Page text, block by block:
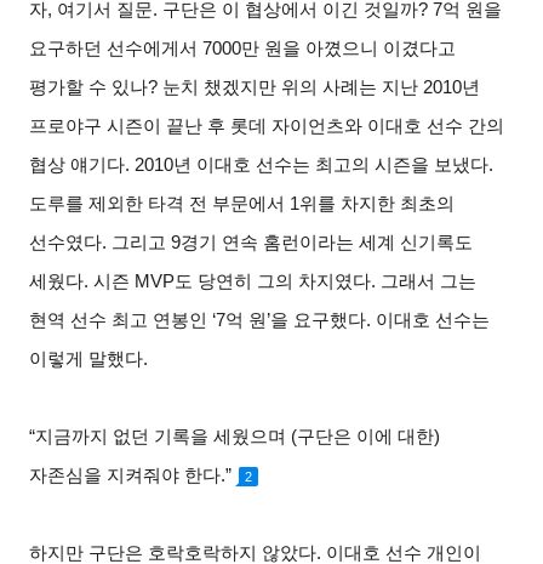
자, 여기서 질문. 구단은 이 협상에서 이긴 것일까? 7억 원을
요구하던 선수에게서 7000만 원을 아꼈으니 이겼다고
평가할 수 있나? 눈치 챘겠지만 위의 사례는 지난 2010년
프로야구 시즌이 끝난 후 롯데 자이언츠와 이대호 선수 간의
협상 얘기다. 2010년 이대호 선수는 최고의 시즌을 보냈다.
도루를 제외한 타격 전 부문에서 1위를 차지한 최초의
선수였다. 그리고 9경기 연속 홈런이라는 세계 신기록도
세웠다.시즌 MVP도 당연히 그의 차지였다. 그래서 그는
현역 선수 최고 연봉인
‘7억 원 ’을 요구했다. 이대호 선수는
이렇게 말했다.
“지금까지 없던 기록을 세웠으며 (구단은 이에 대한)
자존심을 지켜줘야 한다.” 2
하지만 구단은 호락호락하지 않았다. 이대호 선수 개인이